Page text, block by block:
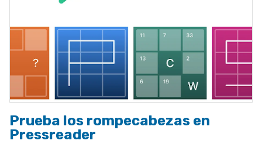
Prueba los rompecabezas en
Pressreader